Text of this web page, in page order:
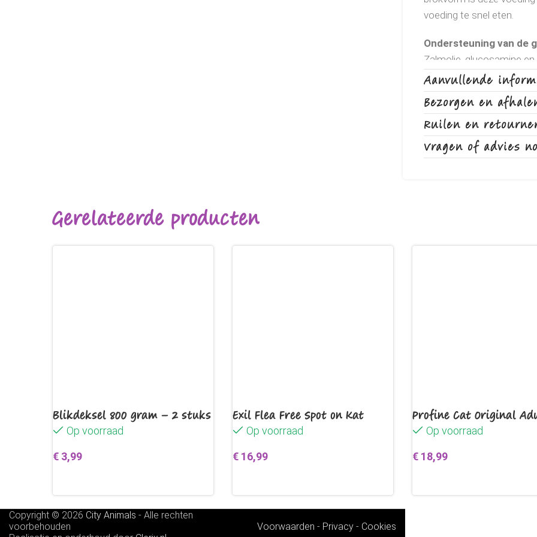
voeding te snel eten.
Ondersteuning van de
Zalmolie, glucosamine
Glanzende vacht
Zalmolie is rijk aan
glanzende vacht.
Aangepaste brokvorm
Koolhydraten
Aanvullende
Bezorgen en
Ruilen en
Vragen of advies
Gerelateerde producten
Blikdeksel 800 gram – 2 stuks
Op voorraad
€ 3,99
Exil Flea Free Spot on Kat
Op voorraad
€ 16,99
Profine Cat Original
Op voorraad
€ 18,99
Copyright © 2026 City Animals - Alle rechten
voorbehouden
Voorwaarden - Privacy - Cookies